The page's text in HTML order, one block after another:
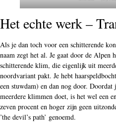
Het echte werk –
Als je dan toch voor een schitterende
naam zegt het al. Je gaat door de Alpen
schitterende klim, die eigenlijk uit
noordvariant pakt. Je hebt
een stuwdam) en dan nog door.
meerdere klimmen doet, is het wel een
zeven procent en hoger zijn geen
’the devil’s path’ genoemd.